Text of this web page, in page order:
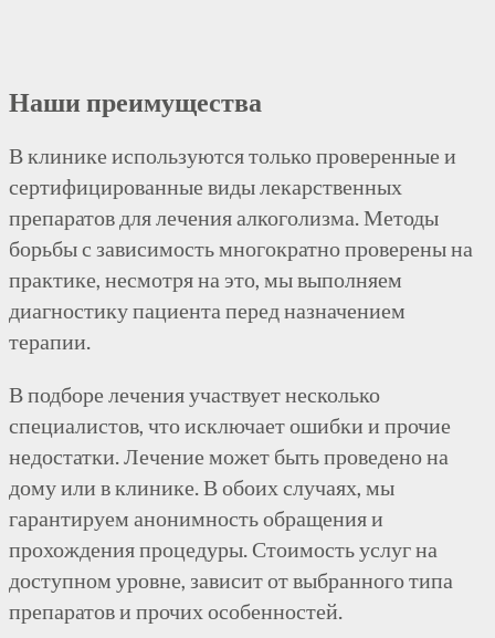
Наши преимущества
В клинике используются только проверенные и
сертифицированные виды лекарственных
препаратов для лечения алкоголизма. Методы
борьбы с зависимость многократно проверены на
практике, несмотря на это, мы выполняем
диагностику пациента перед назначением
терапии.
В подборе лечения участвует несколько
специалистов, что исключает ошибки и прочие
недостатки. Лечение может быть проведено на
дому или в клинике. В обоих случаях, мы
гарантируем анонимность обращения и
прохождения процедуры. Стоимость услуг на
доступном уровне, зависит от выбранного типа
препаратов и прочих особенностей.